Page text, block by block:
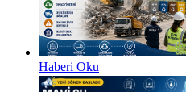
Haberi Oku